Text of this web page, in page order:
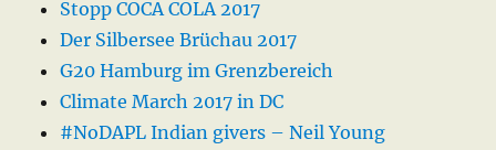
Stopp COCA COLA 2017
Der Silbersee Brüchau 2017
G20 Hamburg im Grenzbereich
Climate March 2017 in DC
#NoDAPL Indian givers – Neil Young